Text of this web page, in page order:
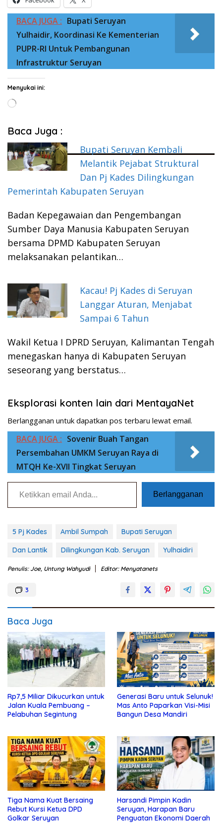
BACA JUGA : Bupati Seruyan
Yulhaidir, Koordinasi Ke Kementerian
PUPR-RI Untuk Pembangunan
Infrastruktur Seruyan
Menyukai ini:
Memuat...
Baca Juga :
Bupati Seruyan Kembali
Melantik Pejabat Struktural
Dan Pj Kades Dilingkungan
Pemerintah Kabupaten Seruyan
Badan Kepegawaian dan Pengembangan
Sumber Daya Manusia Kabupaten Seruyan
bersama DPMD Kabupaten Seruyan
melaksanakan pelantikan…
Kacau! Pj Kades di Seruyan
Langgar Aturan, Menjabat
Sampai 6 Tahun
Wakil Ketua I DPRD Seruyan, Kalimantan Tengah
menegaskan hanya di Kabupaten Seruyan
seseorang yang berstatus…
Eksplorasi konten lain dari MentayaNet
Berlangganan untuk dapatkan pos terbaru lewat email.
BACA JUGA : Sovenir Buah Tangan
Persembahan UMKM Seruyan Raya di
MTQH Ke-XVII Tingkat Seruyan
Ketikkan email Anda...
Berlangganan
5 Pj Kades Ambil Sumpah Bupati Seruyan
Dan Lantik Dilingkungan Kab. Seruyan Yulhaidiri
Penulis: Joe, Untung Wahyudi Editor: Menyatanets
3
Baca Juga
Rp7,5 Miliar Dikucurkan untuk
Jalan Kuala Pembuang –
Pelabuhan Segintung
Generasi Baru untuk Selunuk!
Mas Anto Paparkan Visi-Misi
Bangun Desa Mandiri
Tiga Nama Kuat Bersaing
Rebut Kursi Ketua DPD
Golkar Seruyan
Harsandi Pimpin Kadin
Seruyan, Harapan Baru
Penguatan Ekonomi Daerah